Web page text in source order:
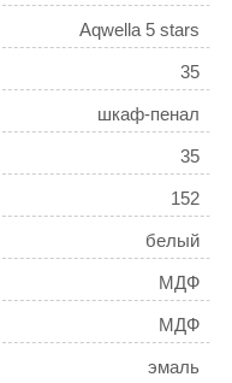
Aqwella 5 stars
35
шкаф-пенал
35
152
белый
МДФ
МДФ
эмаль